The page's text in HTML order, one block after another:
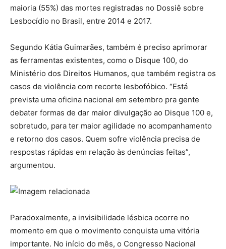
maioria (55%) das mortes registradas no Dossiê sobre
Lesbocídio no Brasil, entre 2014 e 2017.
Segundo Kátia Guimarães, também é preciso aprimorar
as ferramentas existentes, como o Disque 100, do
Ministério dos Direitos Humanos, que também registra os
casos de violência com recorte lesbofóbico. “Está
prevista uma oficina nacional em setembro pra gente
debater formas de dar maior divulgação ao Disque 100 e,
sobretudo, para ter maior agilidade no acompanhamento
e retorno dos casos. Quem sofre violência precisa de
respostas rápidas em relação às denúncias feitas”,
argumentou.
Paradoxalmente, a invisibilidade lésbica ocorre no
momento em que o movimento conquista uma vitória
importante. No início do mês, o Congresso Nacional